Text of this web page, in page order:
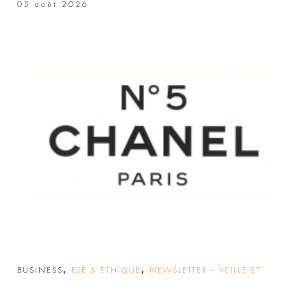
05 août 2026
BUSINESS, RSE & ÉTHIQUE , NEWSLETTER – VEILLE ET